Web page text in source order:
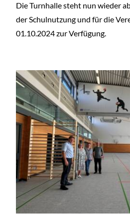
Die Turnhalle steht nun wieder
der Schulnutzung und für die
01.10.2024 zur Verfügung.